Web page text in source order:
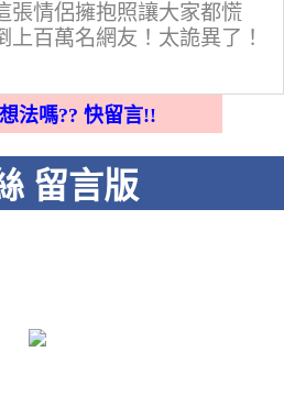
張情侶擁抱照讓大家都慌
上百萬名網友！太詭異了！
法嗎?? 快留言!!
留言版